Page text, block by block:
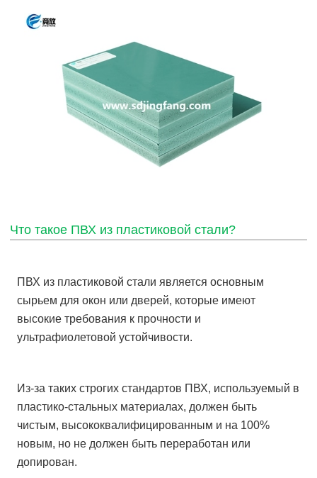
Что такое ПВХ из пластиковой стали?
ПВХ из пластиковой стали является основным
сырьем для окон или дверей, которые имеют
высокие требования к прочности и
ультрафиолетовой устойчивости.
Из-за таких строгих стандартов ПВХ, используемый в
пластико-стальных материалах, должен быть
чистым, высококвалифицированным и на 100%
новым, но не должен быть переработан или
допирован.